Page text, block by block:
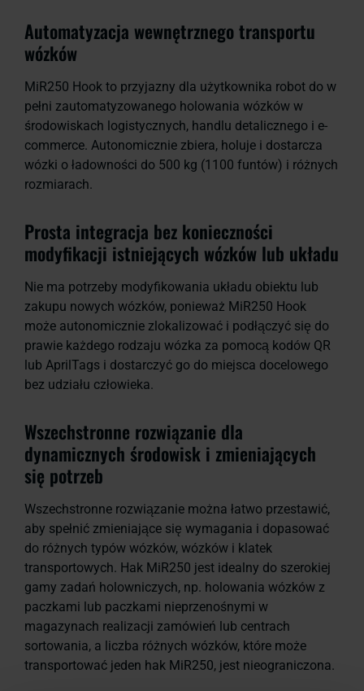
Automatyzacja wewnętrznego transportu
wózków
MiR250 Hook to przyjazny dla użytkownika robot do w
pełni zautomatyzowanego holowania wózków w
środowiskach logistycznych, handlu detalicznego i e-
commerce. Autonomicznie zbiera, holuje i dostarcza
wózki o ładowności do 500 kg (1100 funtów) i różnych
rozmiarach.
Prosta integracja bez konieczności
modyfikacji istniejących wózków lub układu
Nie ma potrzeby modyfikowania układu obiektu lub
zakupu nowych wózków, ponieważ MiR250 Hook
może autonomicznie zlokalizować i podłączyć się do
prawie każdego rodzaju wózka za pomocą kodów QR
lub AprilTags i dostarczyć go do miejsca docelowego
bez udziału człowieka.
Wszechstronne rozwiązanie dla
dynamicznych środowisk i zmieniających
się potrzeb
Wszechstronne rozwiązanie można łatwo przestawić,
aby spełnić zmieniające się wymagania i dopasować
do różnych typów wózków, wózków i klatek
transportowych. Hak MiR250 jest idealny do szerokiej
gamy zadań holowniczych, np. holowania wózków z
paczkami lub paczkami nieprzenośnymi w
magazynach realizacji zamówień lub centrach
sortowania, a liczba różnych wózków, które może
transportować jeden hak MiR250, jest nieograniczona.